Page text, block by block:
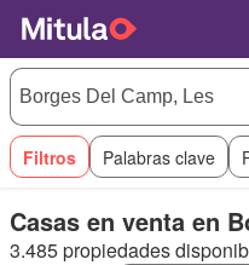
Filtros Palabras clave
Casas en venta en
3.485 propiedades